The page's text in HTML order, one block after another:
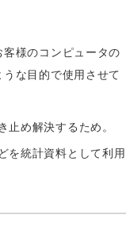
様のコンピュータの
な目的で使用させて
止め解決するため。
を統計資料として利用